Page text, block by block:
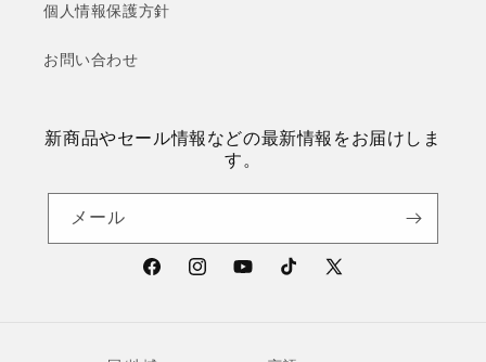
個人情報保護方針
お問い合わせ
新商品やセール情報などの最新情報をお届けしま
す。
メール
FacebookInstagramYouTubeTikTok
X